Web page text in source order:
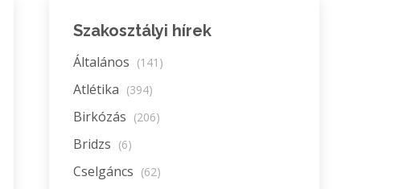
Szakosztályi hírek
Általános (141)
Atlétika (394)
Birkózás (206)
Bridzs (6)
Cselgáncs (62)